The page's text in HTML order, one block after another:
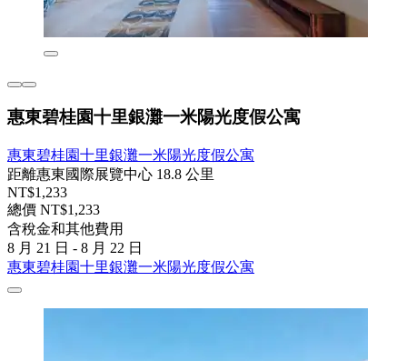
惠東碧桂園十里銀灘一米陽光度假公寓
惠東碧桂園十里銀灘一米陽光度假公寓
距離惠東國際展覽中心 18.8 公里
NT$1,233
總價 NT$1,233
含稅金和其他費用
8 月 21 日 - 8 月 22 日
惠東碧桂園十里銀灘一米陽光度假公寓